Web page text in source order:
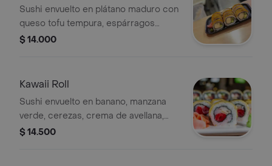
Sushi envuelto en plátano maduro con
queso tofu tempura, espárragos
crocantes, ajonjolí y aguacate.
$ 14.000
Kawaii Roll
Sushi envuelto en banano, manzana
verde, cerezas, crema de avellana,
lyches.
$ 14.500